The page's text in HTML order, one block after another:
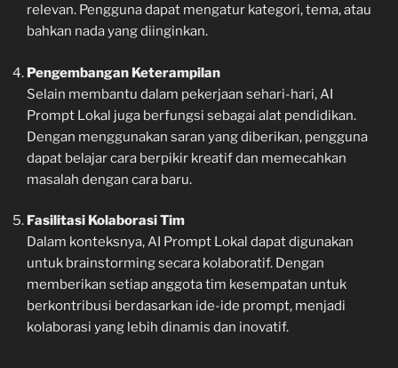
relevan. Pengguna dapat mengatur kategori, tema, atau
bahkan nada yang diinginkan.
Pengembangan Keterampilan
Selain membantu dalam pekerjaan sehari-hari, AI
Prompt Lokal juga berfungsi sebagai alat pendidikan.
Dengan menggunakan saran yang diberikan, pengguna
dapat belajar cara berpikir kreatif dan memecahkan
masalah dengan cara baru.
Fasilitasi Kolaborasi Tim
Dalam konteksnya, AI Prompt Lokal dapat digunakan
untuk brainstorming secara kolaboratif. Dengan
memberikan setiap anggota tim kesempatan untuk
berkontribusi berdasarkan ide-ide prompt, menjadi
kolaborasi yang lebih dinamis dan inovatif.